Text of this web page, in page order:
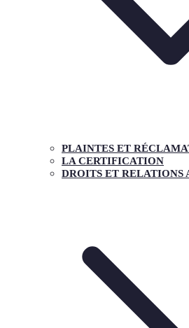
PLAINTES ET
LA CERTIFICATION
DROITS ET RELATIONS